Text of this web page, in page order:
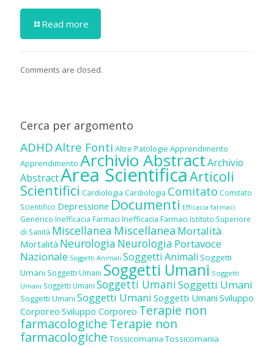
Read more
Comments are closed.
Cerca per argomento
ADHDAltre Fonti Altre Patologie Apprendimento
Apprendimento Archivio AbstractArchivio
AbstractArea ScientificaArticoli
Scientifici Cardiologia Cardiologia Comitato Comitato
Scientifico Depressione Documenti Efficacia farmaci
Generico Inefficacia Farmaci Inefficacia Farmaci Istituto Superiore
di Sanità Miscellanea Miscellanea Mortalità
Mortalità Neurologia Neurologia Portavoce
Nazionale Soggetti Animali Soggetti Animali Soggetti
Umani Soggetti Umani Soggetti Umani Soggetti
Umani Soggetti Umani Soggetti UmaniSoggetti Umani
Soggetti Umani Soggetti Umani Soggetti Umani Sviluppo
Corporeo Sviluppo Corporeo Terapie non
farmacologicheTerapie non
farmacologiche Tossicomania Tossicomania